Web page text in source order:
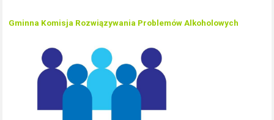
Gminna Komisja Rozwiązywania Problemów Alkoholowych